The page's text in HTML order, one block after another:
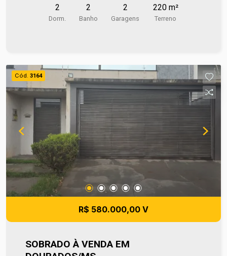
fundos, possui edícula com telhado aparente,
oferecendo um espaço versátil que pode ser
família. Localizada próxima a mercado, farmácia e
padarias, proporciona facilidade no dia a dia, com
tudo o que você precisa a poucos minutos de
casa. Uma excelente oportunidade para quem
busca morar com praticidade em uma região bem
localizada. Para mais informações entre em
contato e agende sua visita no número (67) 2108-
2121 ou fale diretamente com nosso Plantão de
Vendas pelo número 67 99255-6175.
2
Dorm.
2
Banho
2
Garagens
220 m²
Terreno
Cód. 3164
R$ 580.000,00 V
SOBRADO À VENDA EM